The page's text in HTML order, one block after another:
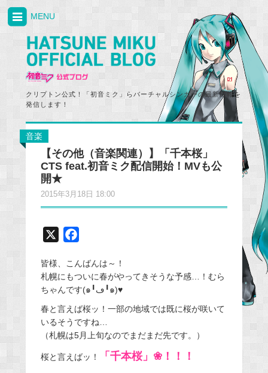
クリプトン公式！「初音ミク」らバーチャルシンガーの最新情報を
発信します！
MENU
音楽
【その他（音楽関連）】「千本桜」
CTS feat.初音ミク配信開始！MVも公
開★
2015年3月18日 18:00
c
e
b
o
o
皆様、こんばんは～！
札幌にもついに春がやってきそうな予感…！むら
ちゃんです(๑╹ڡ╹๑)♥
春と言えば桜ッ！一部の地域では既に桜が咲いて
いるそうですね…
（札幌は5月上旬なのでまだまだ先です。）
桜と言えばッ！ 「千本桜」❀！！！